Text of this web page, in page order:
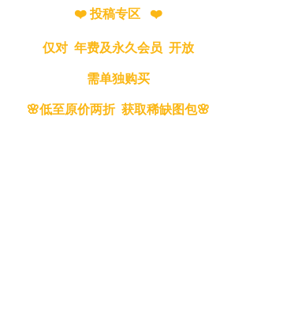
❤️ 投稿专区 ❤️
仅对 年费及永久会员 开放
需单独购买
🌸低至原价两折 获取稀缺图包🌸